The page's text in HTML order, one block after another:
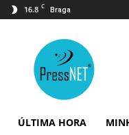
16.8 C Braga
ÚLTIMA HORA